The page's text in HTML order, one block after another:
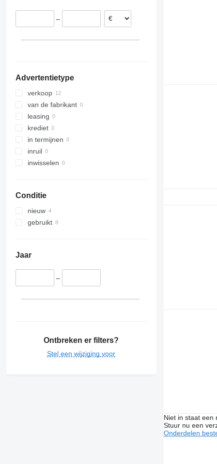
S-MAX
Vito
Twingo
Touran
Transporter
–
Advertentietype
verkoop
van de fabrikant
leasing
krediet
in termijnen
inruil
inwisselen
Conditie
nieuw
gebruikt
Jaar
–
Ontbreken er filters?
Stel een wijziging voor
Niet in staat een
Stuur nu een
Onderdelen